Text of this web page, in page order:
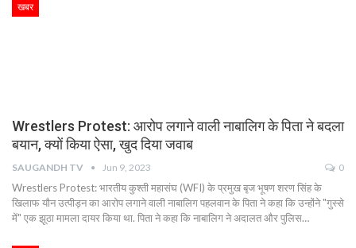
खबर
Wrestlers Protest: आरोप लगाने वाली नाबालिग के पिता ने बदला
बयान, क्यों किया ऐसा, खुद दिया जवाब
SAUGANDH TV Jun 9, 2023 0
Wrestlers Protest: भारतीय कुश्ती महासंघ (WFI) के प्रमुख बृज भूषण शरण सिंह के
खिलाफ यौन उत्पीड़न का आरोप लगाने वाली नाबालिग पहलवान के पिता ने कहा कि उन्होंने "गुस्से
में" एक झूठा मामला दायर किया था. पिता ने कहा कि नाबालिग ने अदालत और पुलिस…